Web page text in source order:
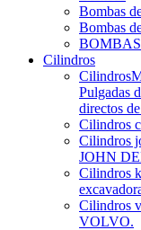
Bombas
Bombas
Cilindros
Cilindros
Pulgadas
directos
Cilindros
Cilindros
JOHN
Cilindros
Cilindros
VOLVO.